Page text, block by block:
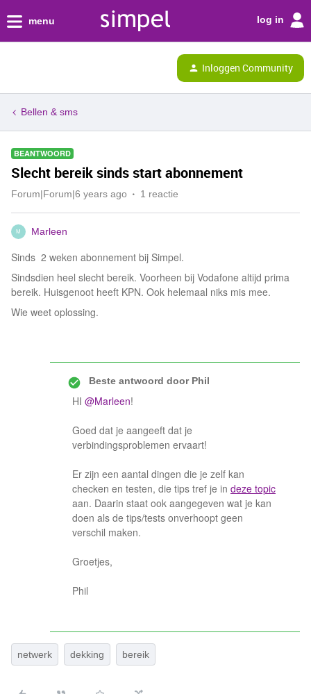
menu log in
Inloggen Community
Bellen & sms
BEANTWOORD
Slecht bereik sinds start abonnement
Forum|Forum|6 years ago 1 reactie
M Marleen
Sinds 2 weken abonnement bij Simpel.
Sindsdien heel slecht bereik. Voorheen bij Vodafone altijd prima
bereik. Huisgenoot heeft KPN. Ook helemaal niks mis mee.
Wie weet oplossing.
Beste antwoord doorPhil
HI @Marleen!
Goed dat je aangeeft dat je
verbindingsproblemen ervaart!
Er zijn een aantal dingen die je zelf kan
checken en testen, die tips tref je in deze topic
aan. Daarin staat ook aangegeven wat je kan
doen als de tips/tests onverhoopt geen
verschil maken.
Groetjes,
Phil
netwerk dekking bereik